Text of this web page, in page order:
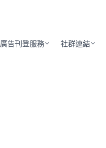
廣告刊登服務 社群連結